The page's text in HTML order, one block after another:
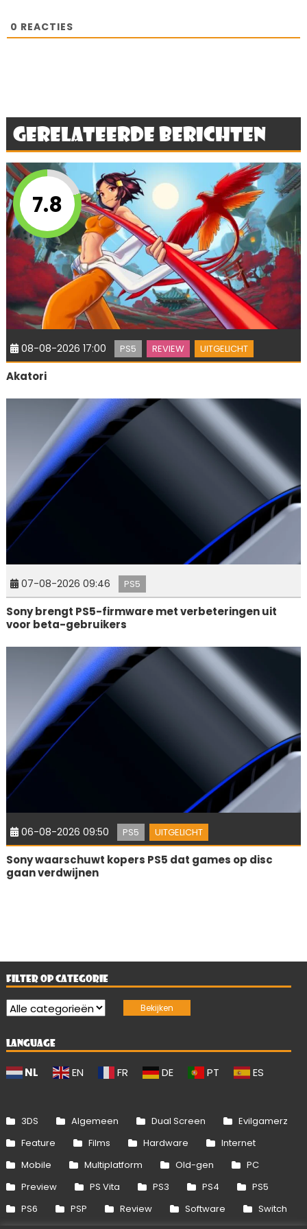
0 REACTIES
Gerelateerde berichten
7.8
08-08-2026 17:00 PS5 REVIEW UITGELICHT
Akatori
07-08-2026 09:46 PS5
Sony brengt PS5-firmware met verbeteringen uit
voor beta-gebruikers
06-08-2026 09:50 PS5 UITGELICHT
Sony waarschuwt kopers PS5 dat games op disc
gaan verdwijnen
FILTER OP CATEGORIE
LANGUAGE
NL EN FR DE PT ES
3DS Algemeen Dual Screen
Evilgamerz
Feature
Films Hardware
Internet
Mobile
Multiplatform Old-gen
PC
Preview
PS Vita PS3 PS4
PS5
PS6
PSP Review Software
Switch